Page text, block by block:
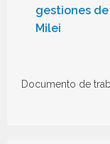
gestiones
Milei
Documento de